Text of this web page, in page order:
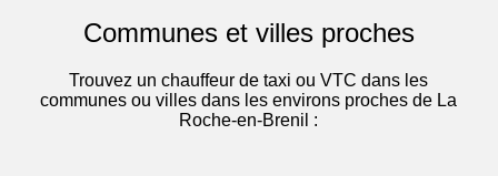
Communes et villes proches
Trouvez un chauffeur de taxi ou VTC dans les
communes ou villes dans les environs proches de La
Roche-en-Brenil :